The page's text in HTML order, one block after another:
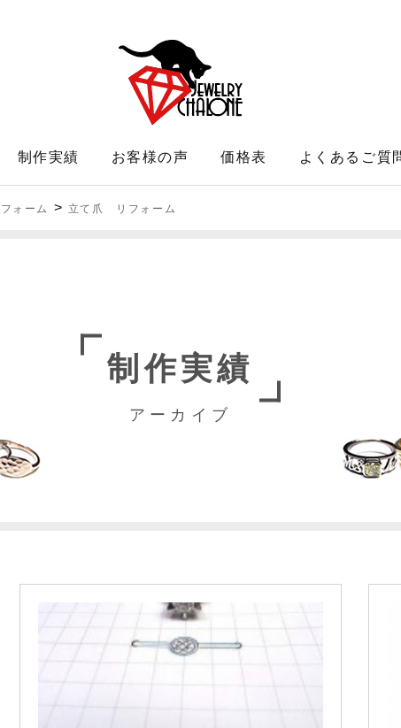
制作実績 お客様の声 価格表 よくあるご質
ォーム > 立て爪 リフォーム
制作実績
アーカイブ